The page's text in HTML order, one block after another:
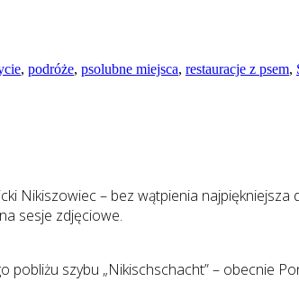
, podróże, psolubne miejsca, restauracje z psem,
Nikiszowiec – bez wątpienia
sesje zdjęciowe.
szybu „Nikischschacht” – obecnie